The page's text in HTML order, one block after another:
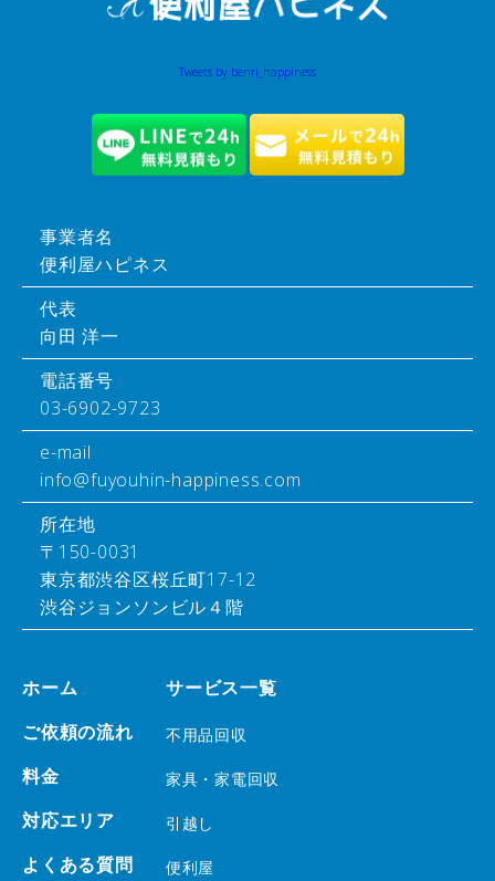
Tweets by benri_happiness
事業者名
便利屋ハピネス
代表
向田 洋一
電話番号
03-6902-9723
e-mail
info@fuyouhin-happiness.com
所在地
〒150-0031
東京都渋谷区桜丘町17-12
渋谷ジョンソンビル４階
ホーム
ご依頼の流れ
料金
対応エリア
よくある質問
サービス一覧
不用品回収
家具・家電回収
引越し
便利屋